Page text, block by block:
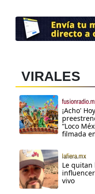
VIRALES
¡Acho'
“Loco
filmada
lafiera.mx
Le quitan
vivo